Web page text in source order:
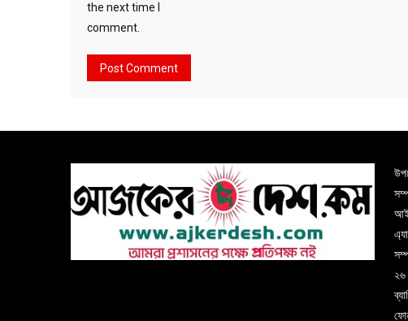
the next time I
comment.
২৬